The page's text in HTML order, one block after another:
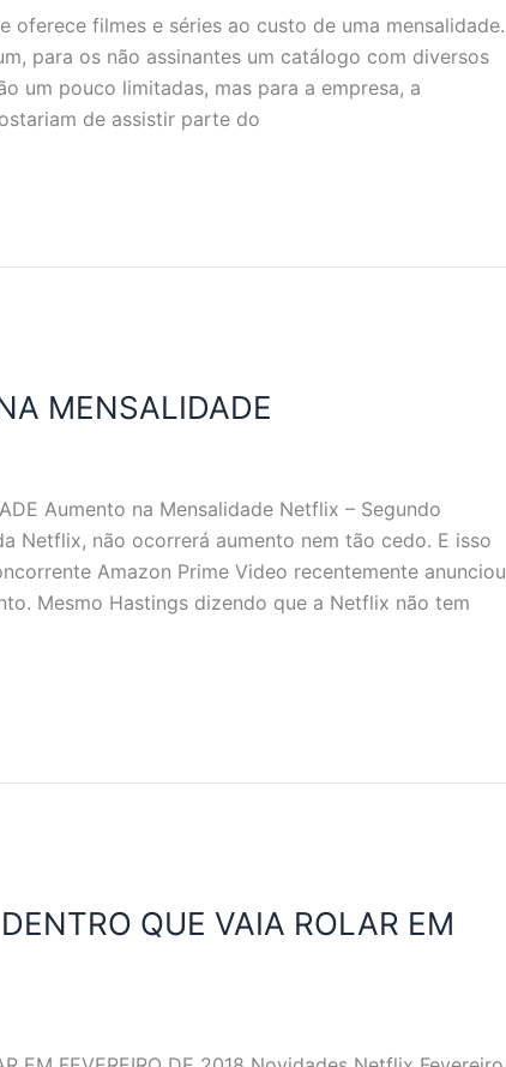
oferece filmes e séries ao custo de uma mensalidade.
para os não assinantes um catálogo com diversos
um pouco limitadas, mas para a empresa, a
de assistir parte do
MENSALIDADE
Aumento na Mensalidade Netflix – Segundo
Netflix, não ocorrerá aumento nem tão cedo. E isso
Amazon Prime Video recentemente anunciou
Mesmo Hastings dizendo que a Netflix não tem
QUE VAIA ROLAR EM